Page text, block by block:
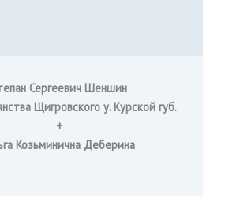
Сергеевич Шеншин
Щигровского у. Курской губ.
+
Козьминична Деберина